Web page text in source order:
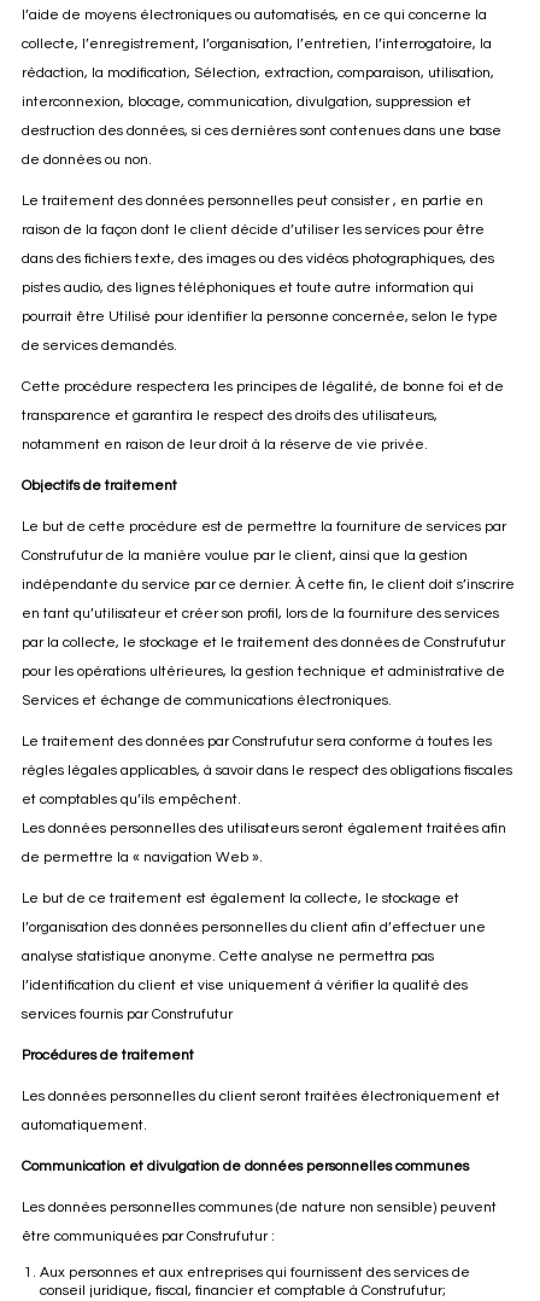
l’aide de moyens électroniques ou automatisés, en ce qui concerne la
collecte, l’enregistrement, l’organisation, l’entretien, l’interrogatoire, la
rédaction, la modification, Sélection, extraction, comparaison, utilisation,
interconnexion, blocage, communication, divulgation, suppression et
destruction des données, si ces dernières sont contenues dans une base
de données ou non.
Le traitement des données personnelles peut consister , en partie en
raison de la façon dont le client décide d’utiliser les services pour être
dans des fichiers texte, des images ou des vidéos photographiques, des
pistes audio, des lignes téléphoniques et toute autre information qui
pourrait être Utilisé pour identifier la personne concernée, selon le type
de services demandés.
Cette procédure respectera les principes de légalité, de bonne foi et de
transparence et garantira le respect des droits des utilisateurs,
notamment en raison de leur droit à la réserve de vie privée.
Objectifs de traitement
Le but de cette procédure est de permettre la fourniture de services par
Construfutur de la manière voulue par le client, ainsi que la gestion
indépendante du service par ce dernier. À cette fin, le client doit s’inscrire
en tant qu’utilisateur et créer son profil, lors de la fourniture des services
par la collecte, le stockage et le traitement des données de Construfutur
pour les opérations ultérieures, la gestion technique et administrative de
Services et échange de communications électroniques.
Le traitement des données par Construfutur sera conforme à toutes les
règles légales applicables, à savoir dans le respect des obligations fiscales
et comptables qu’ils empêchent.
Les données personnelles des utilisateurs seront également traitées afin
de permettre la « navigation Web ».
Le but de ce traitement est également la collecte, le stockage et
l’organisation des données personnelles du client afin d’effectuer une
analyse statistique anonyme. Cette analyse ne permettra pas
l’identification du client et vise uniquement à vérifier la qualité des
services fournis par Construfutur
Procédures de traitement
Les données personnelles du client seront traitées électroniquement et
automatiquement.
Communication et divulgation de données personnelles communes
Les données personnelles communes (de nature non sensible) peuvent
être communiquées par Construfutur :
Aux personnes et aux entreprises qui fournissent des services de
conseil juridique, fiscal, financier et comptable à Construfutur;